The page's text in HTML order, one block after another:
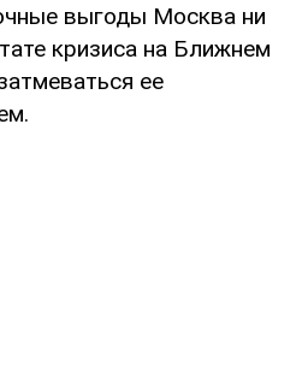
выгоды Москва ни
кризиса на Ближнем
ее